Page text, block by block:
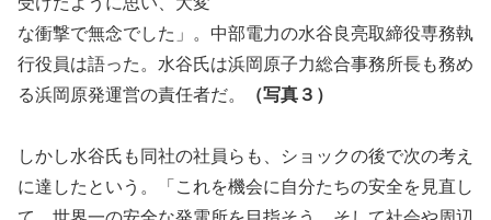
な衝撃で無念でした」。中部電力の水谷良亮取締役専務執
行役員は語った。水谷氏は浜岡原子力総合事務所長も務め
る浜岡原発運営の責任者だ。
（写真３）
しかし水谷氏も同社の社員らも、ショックの後で次の考え
に達したという。「これを機会に自分たちの安全を見直し